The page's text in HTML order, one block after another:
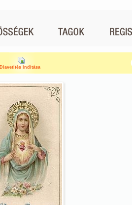
Diavetítés indítása